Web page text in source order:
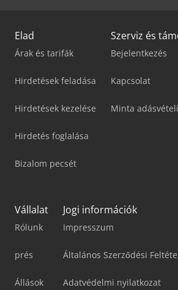
Elad
Árak és tarifák
Hirdetések feladása
Hirdetések kezelése
Hirdetés foglalása
Bizalom pecsét
Szerviz és
Bejelentkezés
Kapcsolat
Minta
Vállalat
Rólunk
prés
Állások
Jogi információk
Impresszum
Általános Szerződési
Adatvédelmi nyilatkozat